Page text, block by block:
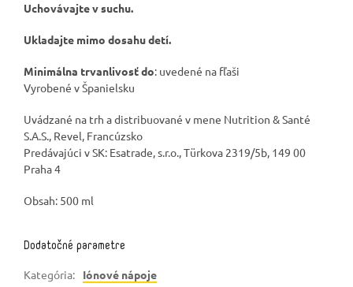
Uchovávajte v suchu.
Ukladajte mimo dosahu detí.
Minimálna trvanlivosť do: uvedené na fľaši
Vyrobené v Španielsku
Uvádzané na trh a distribuované v mene Nutrition & Santé
S.A.S., Revel, Francúzsko
Predávajúci v SK: Esatrade, s.r.o., Türkova 2319/5b, 149 00
Praha 4
Obsah: 500 ml
Dodatočné parametre
Kategória: Iónové nápoje